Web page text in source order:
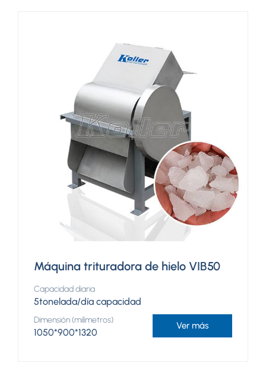
Máquina trituradora de hielo VIB50
Capacidad diaria
5tonelada/día capacidad
Dimensión (milímetros)
1050*900*1320
Ver más